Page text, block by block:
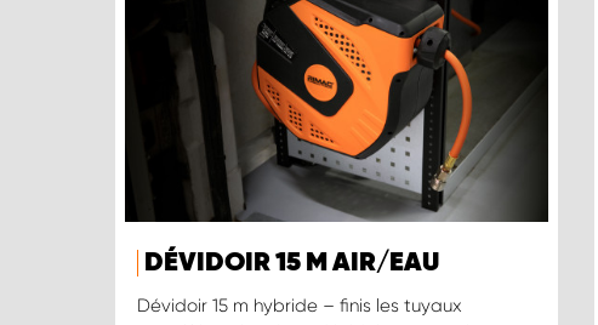
DÉVIDOIR 15 M AIR/EAU
Dévidoir 15 m hybride – finis les tuyaux